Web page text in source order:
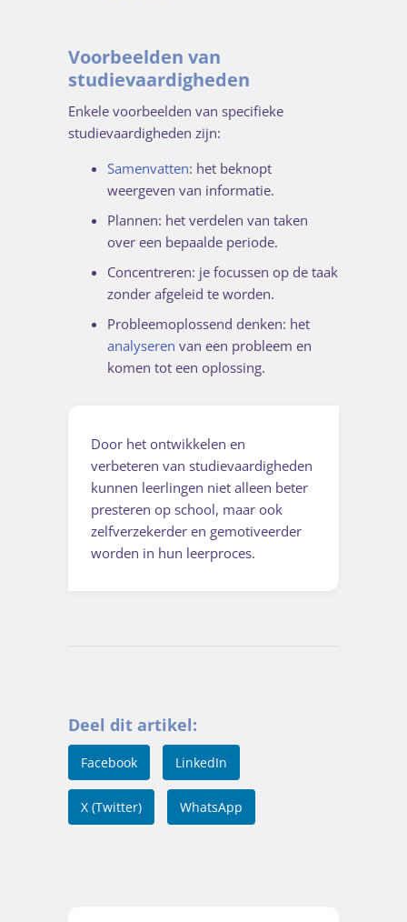
Voorbeelden van
studievaardigheden
Enkele voorbeelden van specifieke
studievaardigheden zijn:
Samenvatten: het beknopt
weergeven van informatie.
Plannen: het verdelen van taken
over een bepaalde periode.
Concentreren: je focussen op de taak
zonder afgeleid te worden.
Probleemoplossend denken: het
analyseren van een probleem en
komen tot een oplossing.
Door het ontwikkelen en
verbeteren van studievaardigheden
kunnen leerlingen niet alleen beter
presteren op school, maar ook
zelfverzekerder en gemotiveerder
worden in hun leerproces.
Deel dit artikel:
Facebook LinkedIn
X (Twitter) WhatsApp